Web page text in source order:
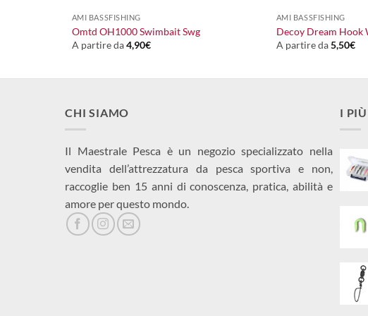
AMI BASSFISHING
Omtd OH1000 Swimbait Swg
A partire da4,90€
AMI BASSFISHING
Decoy Dream Hook
A partire da5,50€
CHI SIAMO
Il Maestrale Pesca è un negozio specializzato nella
vendita dell’attrezzatura da pesca sportiva e non,
raccoglie ben 15 anni di conoscenza, pratica, abilità e
amore per questo mondo.
I